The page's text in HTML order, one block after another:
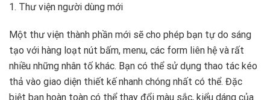
1. Thư viện người dùng mới
Một thư viện thành phần mới sẽ cho phép bạn tự do sáng
tạo với hàng loạt nút bấm, menu, các form liên hệ và rất
nhiều những nhân tố khác. Bạn có thể sử dụng thao tác kéo
thả vào giao diện thiết kế nhanh chóng nhất có thể. Đặc
biệt bạn hoàn toàn có thể thay đổi màu sắc, kiểu dáng của